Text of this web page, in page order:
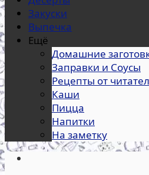
Закуски
Выпечка
Ещё
Домашние
Заправки и Соусы
Рецепты от
Каши
Пицца
Напитки
На заметку